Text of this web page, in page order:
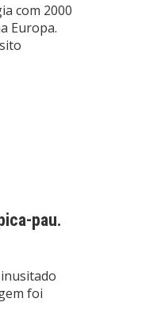
com 2000
Europa.
pau.
foi